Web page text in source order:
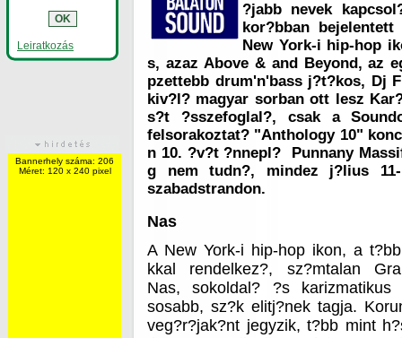
Leiratkozás
Bannerhely száma: 206
Méret: 120 x 240 pixel
?jabb nevek
kor?bban
New York-i hip-hop
s, azaz Above & and Beyond, az
pzettebb drum'n'bass j?t?kos, Dj
kiv?l? magyar sorban ott lesz
s?t ?sszefoglal?, csak a
felsorakoztat? "Anthology 10"
n 10. ?v?t ?nnepl? Punnany
g nem tudn?, mindez j?lius
szabadstrandon.
Nas
A New York-i hip-hop ikon, a
kkal rendelkez?, sz?mtalan
Nas, sokoldal? ?s
sosabb, sz?k elitj?nek tagja.
veg?r?jak?nt jegyzik, t?bb mint